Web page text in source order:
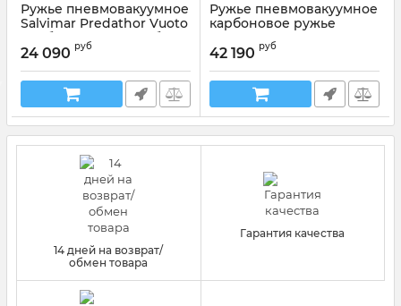
Ружье пневмовакуумное
Salvimar Predathor Vuoto
S.E. без регулятора боя
,65 см
Артикул:306065S
24 090 руб
Ружье пневмовакуумное
карбоновое ружье
Salvimar Predathor Dark
Side, 65
Артикул:306065C
42 190 руб
14 дней на возврат/
обмен товара
Гарантия качества